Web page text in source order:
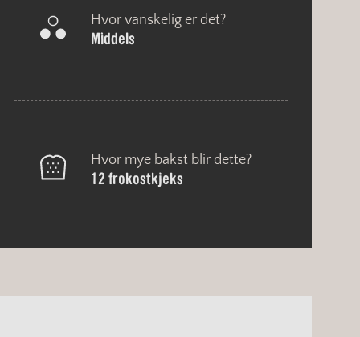
Hvor vanskelig er det?
Middels
Hvor mye bakst blir dette?
12 frokostkjeks